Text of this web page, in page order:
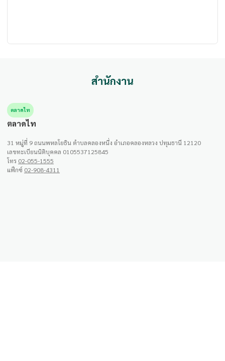
สำนักงาน
ตลาดไท
ตลาดไท
31 หมู่ที่ 9 ถนนพหลโยธิน ตำบลคลองหนึ่ง อำเภอคลองหลวง ปทุมธานี 12120
เลขทะเบียนนิติบุคคล 0105537125845
โทร 02-055-1555
แฟ็กซ์ 02-908-4311